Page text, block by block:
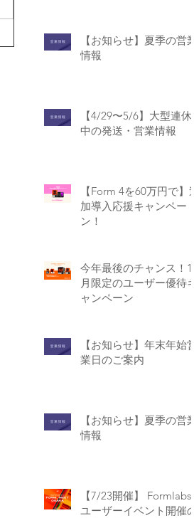
【お知らせ】夏季の営業
情報
【4/29〜5/6】大型連休
中の発送・営業情報
【Form 4を60万円で】追
加導入応援キャンペー
ン！
今年最後のチャンス！12
月限定のユーザー優待キ
ャンペーン
【お知らせ】年末年始営
業日のご案内
【お知らせ】夏季の営業
情報
【7/23開催】 Formlabs
ユーザーイベント開催の